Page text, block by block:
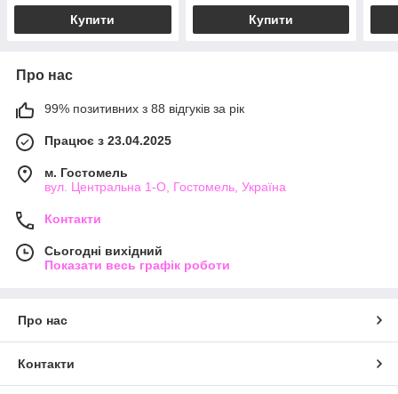
Купити Купити
Про нас
99% позитивних з 88 відгуків за рік
Працює з 23.04.2025
м. Гостомель
вул. Центральна 1-О, Гостомель, Україна
Контакти
Сьогодні вихідний
Показати весь графік роботи
Про нас
Контакти